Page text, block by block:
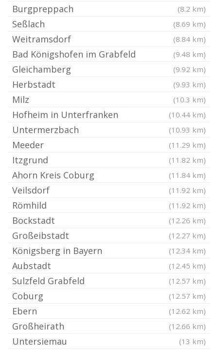
Burgpreppach (8.2 km)
Seßlach (8.69 km)
Weitramsdorf (8.84 km)
Bad Königshofen im Grabfeld (9.48 km)
Gleichamberg (9.92 km)
Herbstadt (9.93 km)
Milz (10.3 km)
Hofheim in Unterfranken (10.44 km)
Untermerzbach (10.93 km)
Meeder (11.29 km)
Itzgrund (11.82 km)
Ahorn Kreis Coburg (11.84 km)
Veilsdorf (11.92 km)
Römhild (11.92 km)
Bockstadt (12.26 km)
Großeibstadt (12.27 km)
Königsberg in Bayern (12.34 km)
Aubstadt (12.45 km)
Sulzfeld Grabfeld (12.57 km)
Coburg (12.57 km)
Ebern (12.62 km)
Großheirath (12.66 km)
Untersiemau (13 km)